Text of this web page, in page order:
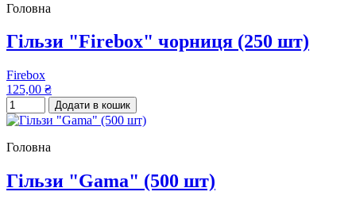
Головна
Гільзи "Firebox" чорниця (250 шт)
Firebox
125,00 ₴
Додати в кошик
Головна
Гільзи "Gama" (500 шт)